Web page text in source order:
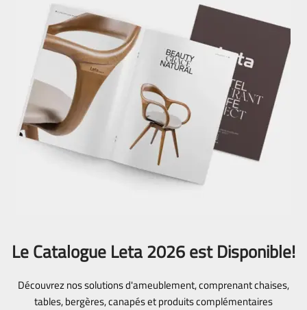
Le Catalogue Leta 2026 est Disponible!
Découvrez nos solutions d'ameublement, comprenant chaises,
tables, bergères, canapés et produits complémentaires